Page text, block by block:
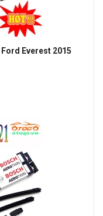
Everest 2015